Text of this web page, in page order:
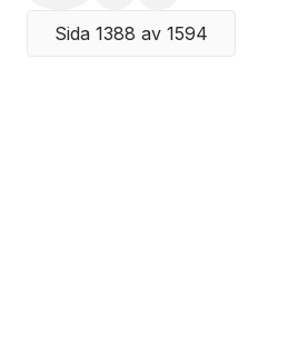
Sida 1388 av 1594